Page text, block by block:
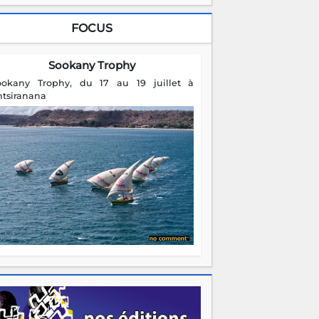
FOCUS
Sookany Trophy
Trophy, du 17 au 19 juillet à